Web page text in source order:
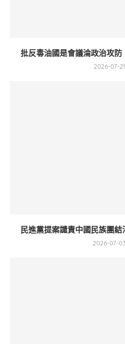
批反毒油國是會議淪政治攻
2026-07-21
民進黨提案譴責中國民族團
2026-07-03